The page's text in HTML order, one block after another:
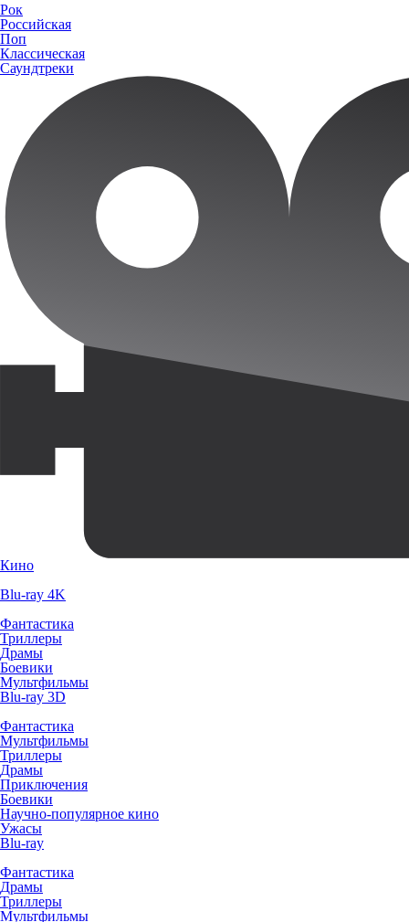
Рок
Российская
Поп
Классическая
Саундтреки
Кино
Blu-ray 4K
Фантастика
Триллеры
Драмы
Боевики
Мультфильмы
Blu-ray 3D
Фантастика
Мультфильмы
Триллеры
Драмы
Приключения
Боевики
Научно-популярное кино
Ужасы
Blu-ray
Фантастика
Драмы
Триллеры
Мультфильмы